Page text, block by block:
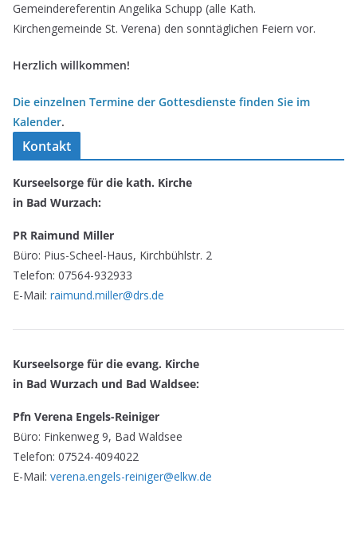
Gemeindereferentin Angelika Schupp (alle Kath.
Kirchengemeinde St. Verena) den sonntäglichen Feiern vor.
Herzlich willkommen!
Die einzelnen Termine der Gottesdienste finden Sie im
Kalender.
Kontakt
Kurseelsorge für die kath. Kirche
in Bad Wurzach:
PR Raimund Miller
Büro: Pius-Scheel-Haus, Kirchbühlstr. 2
Telefon: 07564-932933
E-Mail: raimund.miller@drs.de
Kurseelsorge für die evang. Kirche
in Bad Wurzach und Bad Waldsee:
Pfn Verena Engels-Reiniger
Büro: Finkenweg 9, Bad Waldsee
Telefon: 07524-4094022
E-Mail: verena.engels-reiniger@elkw.de